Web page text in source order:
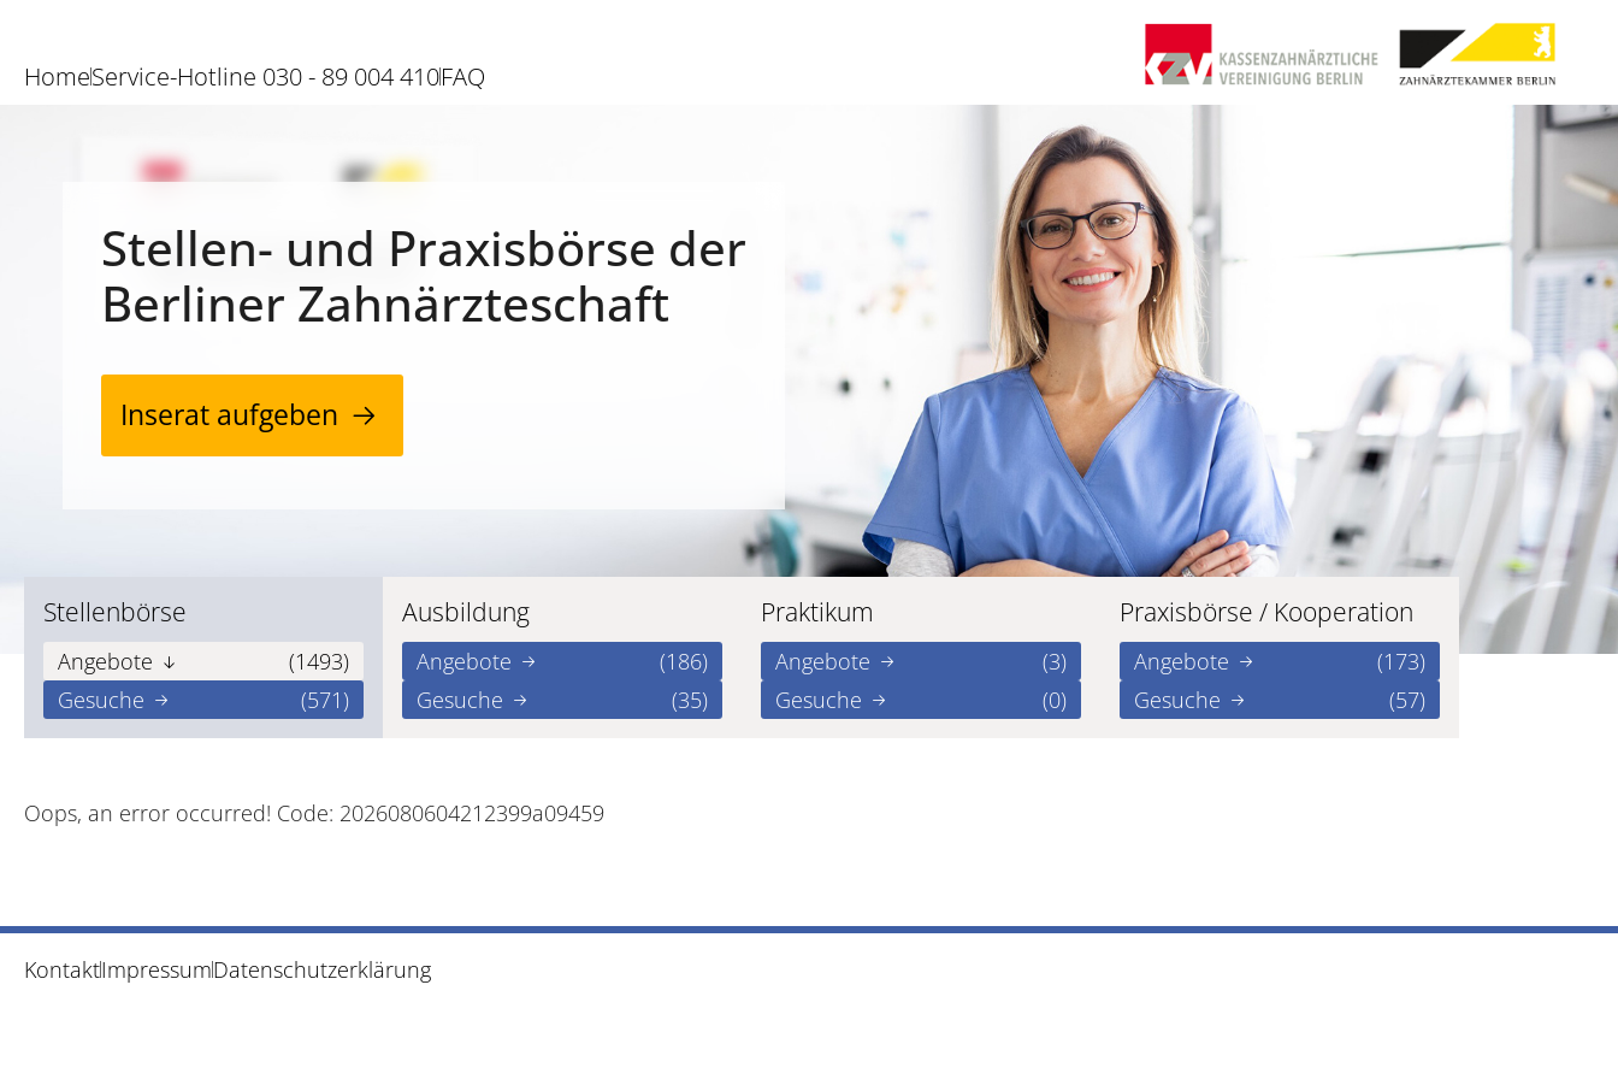
HomeService-Hotline 030 - 89 004 410FAQ
Stellen- und Praxisbörse der
Berliner Zahnärzteschaft
Inserat aufgeben
Stellenbörse
Angebote
(1493)
Gesuche
(571)
Ausbildung
Angebote
(186)
Gesuche
(35)
Praktikum
Angebote
(3)
Gesuche
(0)
Praxisbörse / Kooperation
Angebote
(173)
Gesuche
(57)
Oops, an error occurred! Code: 2026080604212399a09459
KontaktImpressumDatenschutzerklärung